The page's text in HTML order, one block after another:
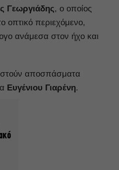
Γεωργιάδης, ο οποίος
οπτικό περιεχόμενο,
ανάμεσα στον ήχο και
αποσπάσματα
Ευγένιου Γιαρένη.